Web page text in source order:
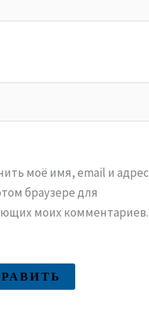
моё имя, email и адрес
браузере для
моих комментариев.